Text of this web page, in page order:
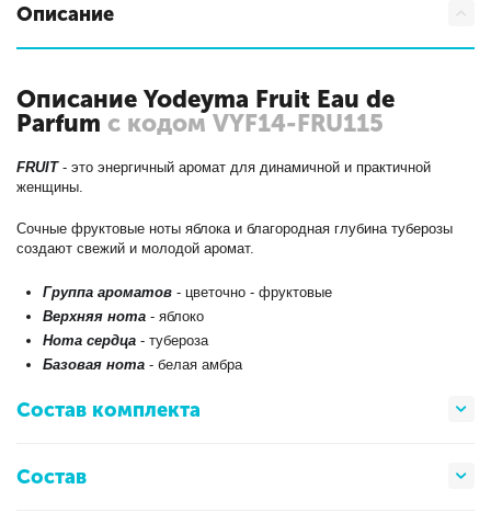
Описание
Описание Yodeyma Fruit Eau de
Parfum с кодом VYF14-FRU115
FRUIT- это энергичный аромат для динамичной и практичной
женщины.
Сочные фруктовые ноты яблока и благородная глубина туберозы
создают свежий и молодой аромат.
Группа ароматов - цветочно - фруктовые
Верхняя нота - яблоко
Нота сердца - тубероза
Базовая нота - белая амбра
Состав комплекта
Состав